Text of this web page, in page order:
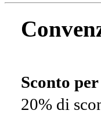
Sconto
20% di